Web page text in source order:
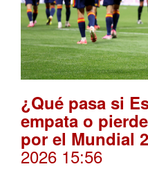
¿Qué pasa si
empata o
por el Mundial
2026 15:56